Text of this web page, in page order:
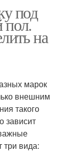
под
пол.
на
марок
внешним
такого
зависит
три вида: